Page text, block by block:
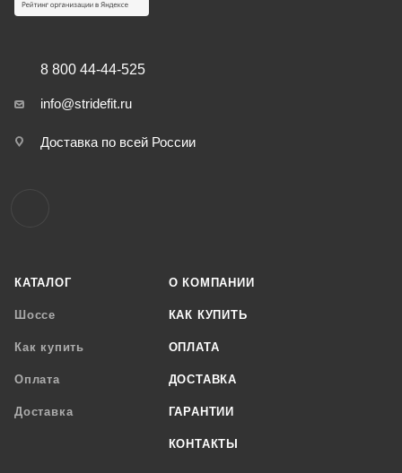
КАТАЛОГ
Шоссе
Как купить
Оплата
Доставка
О КОМПАНИИ
КАК КУПИТЬ
ОПЛАТА
ДОСТАВКА
ГАРАНТИИ
КОНТАКТЫ
8 800 44-44-525
info@stridefit.ru
Доставка по всей России